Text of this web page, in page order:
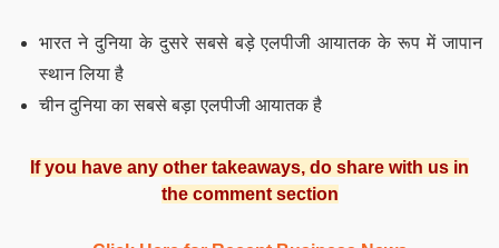
भारत ने दुनिया के दुसरे सबसे बड़े एलपीजी आयातक के रूप में जापान
स्थान लिया है
चीन दुनिया का सबसे बड़ा एलपीजी आयातक है
If you have any other takeaways, do share with us in
the comment section